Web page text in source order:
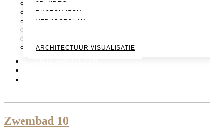
3D VIDEO
PHOTOMATCH
VERKOOPPLAN
ONTWERP WERFDOEK
BOUWGROND VISUALISATIE
ARCHITECTUUR VISUALISATIE
Zwembad 10